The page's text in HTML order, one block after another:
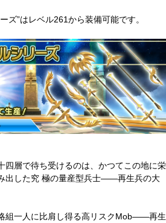
ズ”はレベル261から装備可能です。
層で待ち受けるのは、かつてこの地に栄
出した究 極の量産型兵士――再生兵の大
組一人に比肩し得る高リスクMob――再生